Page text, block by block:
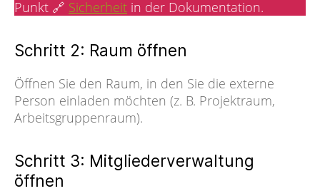
Punkt 🔗 Sicherheit in der Dokumentation.
Schritt 2: Raum öffnen
Öffnen Sie den Raum, in den Sie die externe
Person einladen möchten (z. B. Projektraum,
Arbeitsgruppenraum).
Schritt 3: Mitgliederverwaltung
öffnen